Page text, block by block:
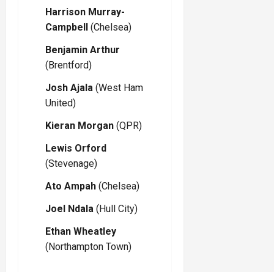
Harrison Murray-
Campbell (Chelsea)
Benjamin Arthur
(Brentford)
Josh Ajala (West Ham
United)
Kieran Morgan (QPR)
Lewis Orford
(Stevenage)
Ato Ampah (Chelsea)
Joel Ndala (Hull City)
Ethan Wheatley
(Northampton Town)